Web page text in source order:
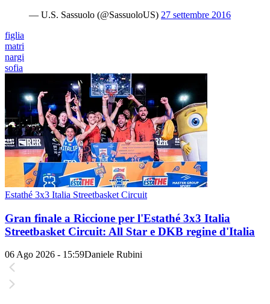
— U.S. Sassuolo (@SassuoloUS) 27 settembre 2016
figlia
matri
nargi
sofia
Estathé 3x3 Italia Streetbasket Circuit
Gran finale a Riccione per l'Estathé 3x3 Italia
Streetbasket Circuit: All Star e DKB regine d'Italia
06 Ago 2026 - 15:59Daniele Rubini